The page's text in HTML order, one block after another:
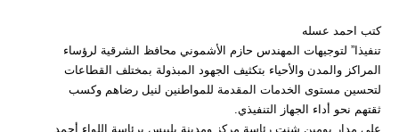
كتب احمد عسله
تنفيذا” لتوجيهات المهندس حازم الأشموني محافظ الشرقية لرؤساء
المراكز والمدن والأحياء بتكثيف الجهود المبذولة بمختلف القطاعات
لتحسين مستوى الخدمات المقدمة للمواطنين لنيل رضاهم وكسب
ثقتهم نحو أداء الجهاز التنفيذي.
علي مدار يومين شنت رئاسة مركز ومدينة بلبيس برئاسة اللواء أحمد